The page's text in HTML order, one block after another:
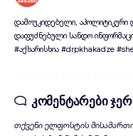
დამოუკიდებელი, აპოლიტიკური
დაფუძნებული სანდო
#აქხარისხია #drpkhakadze
კომენტარები
თქვენი ელფოსტის